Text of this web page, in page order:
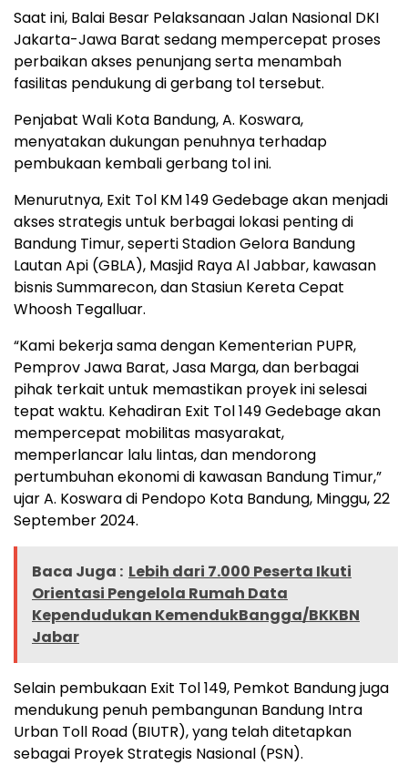
Saat ini, Balai Besar Pelaksanaan Jalan Nasional DKI
Jakarta-Jawa Barat sedang mempercepat proses
perbaikan akses penunjang serta menambah
fasilitas pendukung di gerbang tol tersebut.
Penjabat Wali Kota Bandung, A. Koswara,
menyatakan dukungan penuhnya terhadap
pembukaan kembali gerbang tol ini.
Menurutnya, Exit Tol KM 149 Gedebage akan menjadi
akses strategis untuk berbagai lokasi penting di
Bandung Timur, seperti Stadion Gelora Bandung
Lautan Api (GBLA), Masjid Raya Al Jabbar, kawasan
bisnis Summarecon, dan Stasiun Kereta Cepat
Whoosh Tegalluar.
“Kami bekerja sama dengan Kementerian PUPR,
Pemprov Jawa Barat, Jasa Marga, dan berbagai
pihak terkait untuk memastikan proyek ini selesai
tepat waktu. Kehadiran Exit Tol 149 Gedebage akan
mempercepat mobilitas masyarakat,
memperlancar lalu lintas, dan mendorong
pertumbuhan ekonomi di kawasan Bandung Timur,”
ujar A. Koswara di Pendopo Kota Bandung, Minggu, 22
September 2024.
Baca Juga : Lebih dari 7.000 Peserta Ikuti
Orientasi Pengelola Rumah Data
Kependudukan KemendukBangga/BKKBN
Jabar
Selain pembukaan Exit Tol 149, Pemkot Bandung juga
mendukung penuh pembangunan Bandung Intra
Urban Toll Road (BIUTR), yang telah ditetapkan
sebagai Proyek Strategis Nasional (PSN).